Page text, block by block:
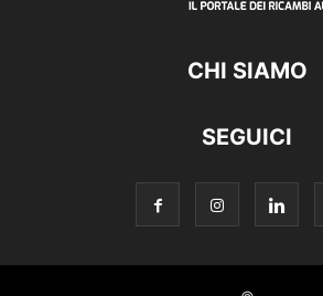
CHI SIAMO
SEGUICI